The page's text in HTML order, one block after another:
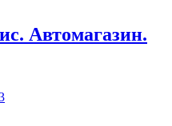
Автомагазин.